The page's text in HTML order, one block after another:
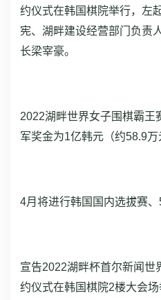
约仪式在韩国棋院举行，左
宪、湖畔建设经营部门负责
长梁宰豪。
2022湖畔世界女子围棋霸王
军奖金为1亿韩元（约58.9万
4月将进行韩国国内选拔赛、
宣告2022湖畔杯首尔新闻世
约仪式在韩国棋院2楼大会